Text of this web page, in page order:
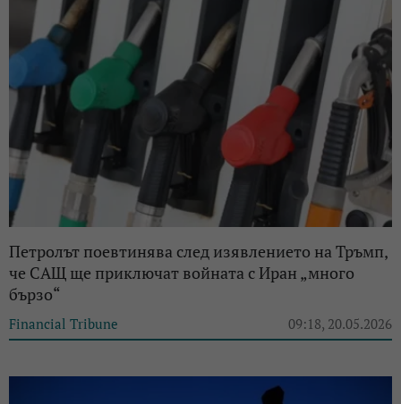
Петролът поевтинява след изявлението на Тръмп,
че САЩ ще приключат войната с Иран „много
бързо“
Financial Tribune 09:18, 20.05.2026